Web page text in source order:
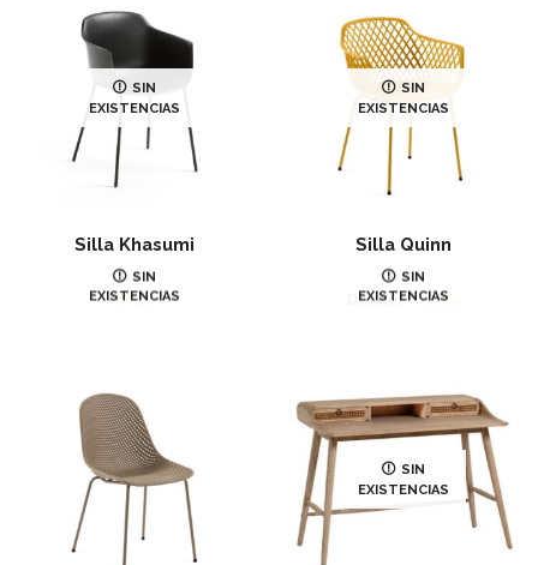
SIN
EXISTENCIAS
Silla Khasumi
Juliá
€115.00
SIN
EXISTENCIAS
SIN
EXISTENCIAS
Silla Quinn
Juliá
Desde:€65.99
SIN
EXISTENCIAS
SIN
EXISTENCIAS